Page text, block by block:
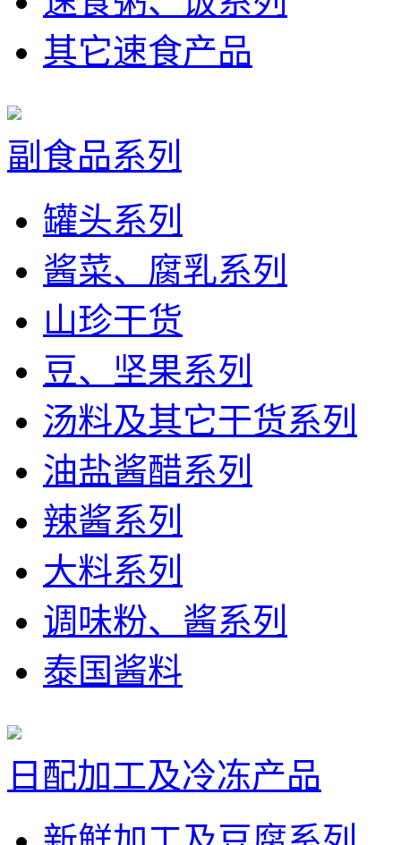
其它速食产品
副食品系列
罐头系列
酱菜、腐乳系列
山珍干货
豆、坚果系列
汤料及其它干货系列
油盐酱醋系列
辣酱系列
大料系列
调味粉、酱系列
泰国酱料
日配加工及冷冻产品